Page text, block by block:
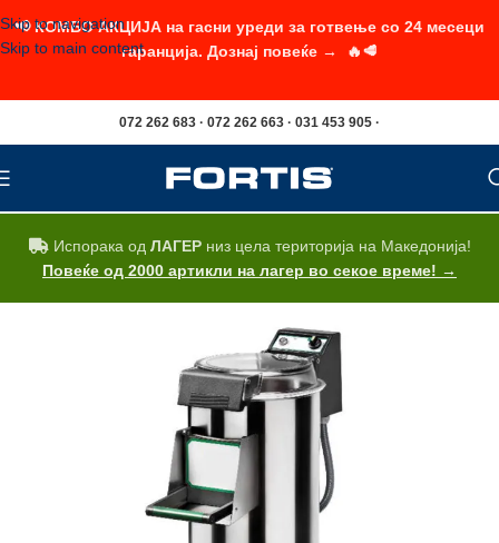
Skip to navigation
Skip to main content
072 262 683 · 072 262 663 · 031 453 905 ·
Испорака од ЛАГЕРниз цела територија на Македонија!
Повеќе од 2000 артикли на лагер во секое време! →
📢 КОМБО АКЦИЈА на гасни уреди за готвење со 24 месеци
гаранција. Дознај повеќе → 🔥🥩